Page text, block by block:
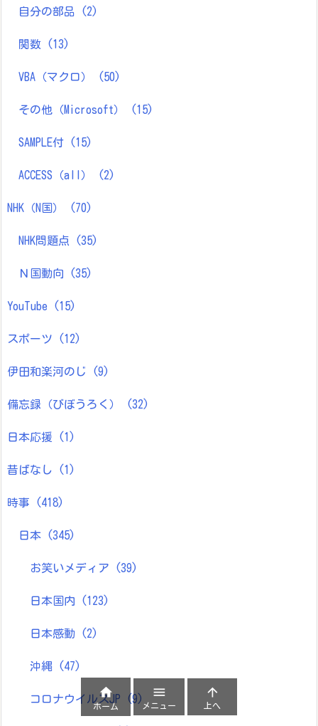
自分の部品 (2)
関数 (13)
VBA（マクロ） (50)
その他（Microsoft） (15)
SAMPLE付 (15)
ACCESS（all） (2)
NHK（N国） (70)
NHK問題点 (35)
Ｎ国動向 (35)
YouTube (15)
スポーツ (12)
伊田和楽河のじ (9)
備忘録（びぼうろく） (32)
日本応援 (1)
昔ばなし (1)
時事 (418)
日本 (345)
お笑いメディア (39)
日本国内 (123)
日本感動 (2)
沖縄 (47)
コロナウイルスJP (9)

ホーム

メニュー

上へ